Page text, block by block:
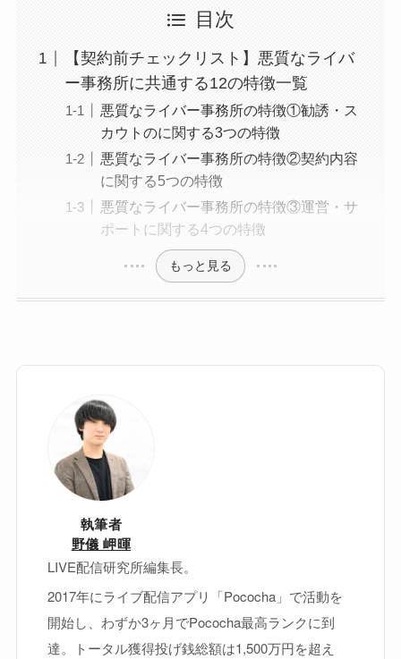
目次
【契約前チェックリスト】悪質なライバ
ー事務所に共通する12の特徴一覧
悪質なライバー事務所の特徴①勧誘・ス
カウトのに関する3つの特徴
悪質なライバー事務所の特徴②契約内容
に関する5つの特徴
悪質なライバー事務所の特徴③運営・サ
ポートに関する4つの特徴
もっと見る
執筆者
野儀 岬暉
LIVE配信研究所編集長。
2017年にライブ配信アプリ「Pococha」で活動を
開始し、わずか3ヶ月でPococha最高ランクに到
達。トータル獲得投げ銭総額は1,500万円を超え